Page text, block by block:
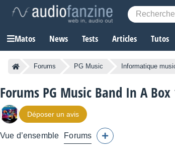
Matos News Tests Articles Tutos
Forums PG Music Informatique
Forums PG Music Band In A Box
Déposer un avis
Vue d’ensemble Forums